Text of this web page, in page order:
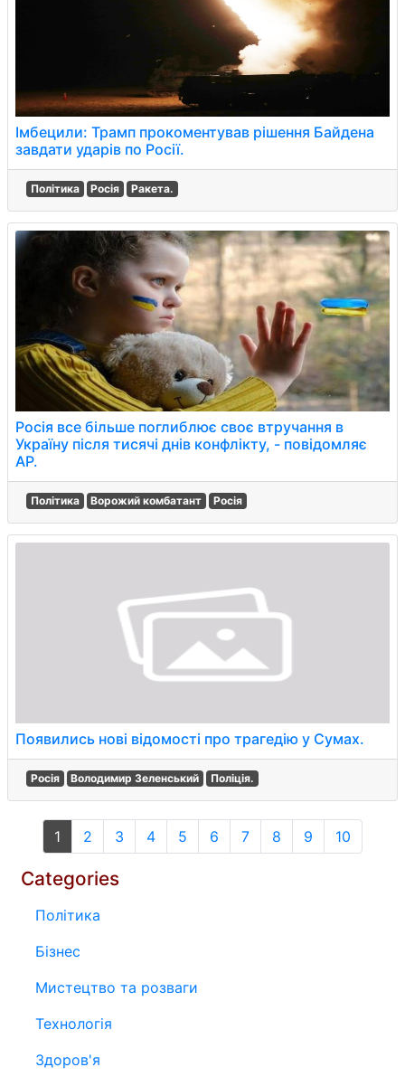
Імбецили: Трамп прокоментував рішення Байдена
завдати ударів по Росії.
Політика Росія Ракета.
Росія все більше поглиблює своє втручання в
Україну після тисячі днів конфлікту, - повідомляє
AP.
Політика Ворожий комбатант Росія
Появились нові відомості про трагедію у Сумах.
Росія Володимир Зеленський Поліція.
1 2 3 4 5 6 7 8 9 10
Categories
Політика
Бізнес
Мистецтво та розваги
Технологія
Здоров'я